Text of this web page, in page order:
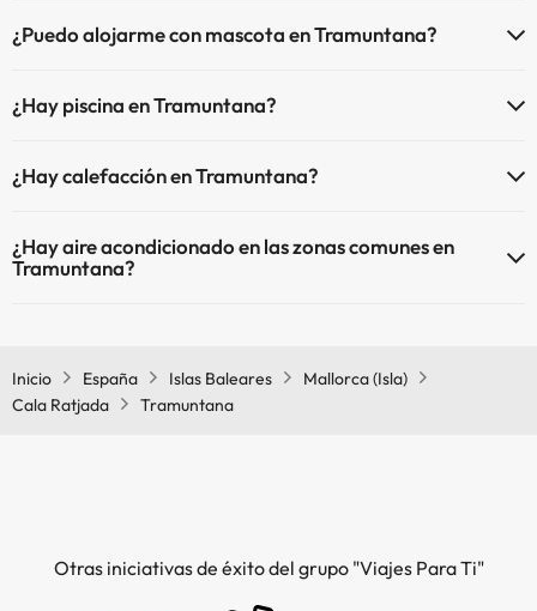
¿Puedo alojarme con mascota en Tramuntana?
¿Hay piscina en Tramuntana?
tienes más info sobre la piscina y otras instalaciones.
¿Hay calefacción en Tramuntana?
¿Hay aire acondicionado en las zonas comunes en
Tramuntana?
Inicio España Islas Baleares
Mallorca (Isla)
Cala Ratjada
Tramuntana
Otras iniciativas de éxito del grupo "Viajes Para Ti"